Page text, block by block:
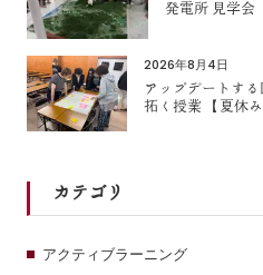
発電所 見学会
2026年8月4日
アップデートす
拓く授業 【夏休
カテゴリ
アクティブラーニング